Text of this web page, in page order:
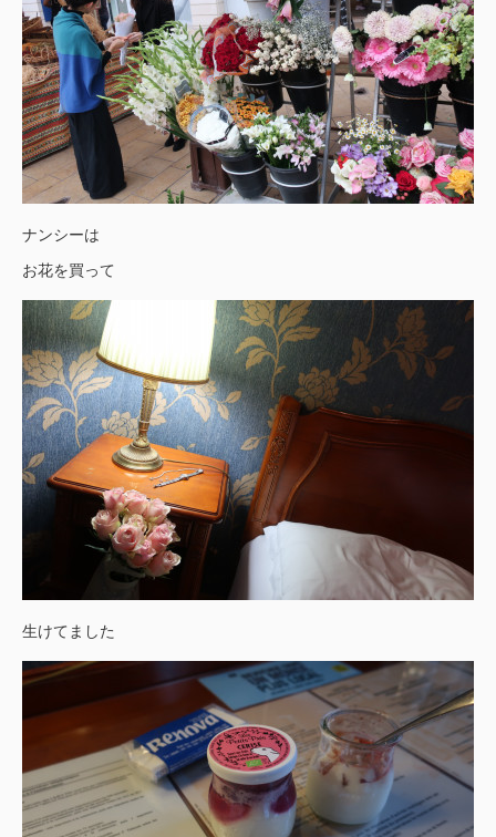
ナンシーは
お花を買って
生けてました